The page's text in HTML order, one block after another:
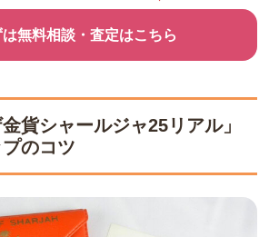
は無料相談・査定はこちら
金貨シャールジャ25リアル」
のコツ